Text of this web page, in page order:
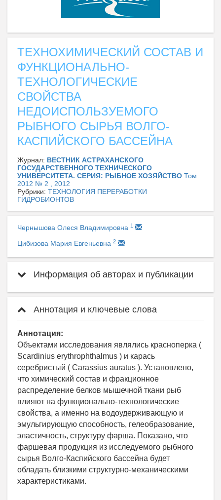
ТЕХНОХИМИЧЕСКИЙ СОСТАВ И
ФУНКЦИОНАЛЬНО-
ТЕХНОЛОГИЧЕСКИЕ
СВОЙСТВА
НЕДОИСПОЛЬЗУЕМОГО
РЫБНОГО СЫРЬЯ ВОЛГО-
КАСПИЙСКОГО БАССЕЙНА
Журнал: ВЕСТНИК АСТРАХАНСКОГО
ГОСУДАРСТВЕННОГО ТЕХНИЧЕСКОГО
УНИВЕРСИТЕТА. СЕРИЯ: РЫБНОЕ ХОЗЯЙСТВО Том
2012 № 2 , 2012
Рубрики: ТЕХНОЛОГИЯ ПЕРЕРАБОТКИ
ГИДРОБИОНТОВ
Чернышова Олеся Владимировна 1
Цибизова Мария Евгеньевна 2
Информация об авторах и публикации
Аннотация и ключевые слова
Аннотация:
Объектами исследования являлись красноперка (
Scardinius erythrophthalmus ) и карась
серебристый ( Carassius auratus ). Установлено,
что химический состав и фракционное
распределение белков мышечной ткани рыб
влияют на функционально-технологические
свойства, а именно на водоудерживающую и
эмульгирующую способность, гелеобразование,
эластичность, структуру фарша. Показано, что
фаршевая продукция из исследуемого рыбного
сырья Волго-Каспийского бассейна будет
обладать близкими структурно-механическими
характеристиками.